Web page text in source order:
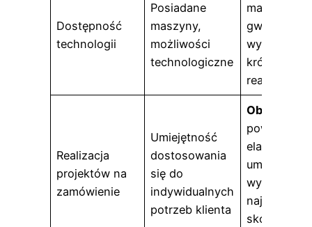
Dostępność
technologii
Posiadane
maszyny,
możliwości
technologiczne
maszyny
gwarantują
wyższą
krótsze
realizacji
Realizacja
projektów na
zamówienie
Umiejętność
dostosowania
się do
indywidualnych
potrzeb klienta
Obróbka
powinna
elastyczna i
umożliwiać
wykonanie
najbardziej